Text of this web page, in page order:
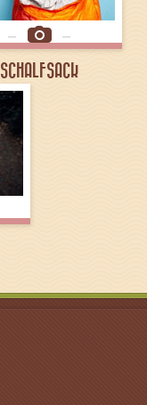
SCHALFSACK